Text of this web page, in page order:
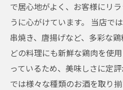
で居心地がよく、お客様にリ
うに心がけています。 当店で
串焼き、唐揚げなど、多彩な鶏
どの料理にも新鮮な鶏肉を使
っているため、美味しさに定
では様々な種類のお酒を取り